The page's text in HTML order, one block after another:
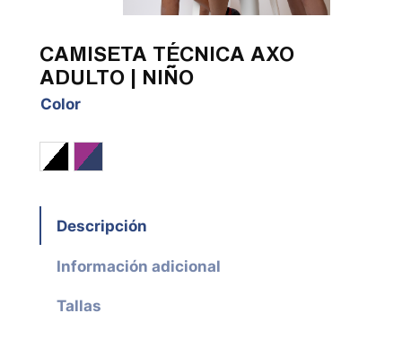
CAMISETA TÉCNICA AXO
ADULTO | NIÑO
Color
Blanco / Negro / Gold
Violeta / Marino / Amarillo
Descripción
Información adicional
Tallas